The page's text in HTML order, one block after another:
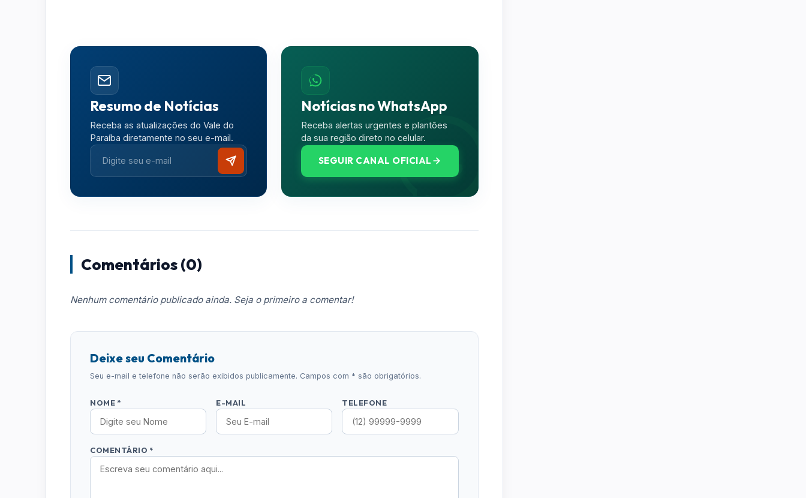
Resumo de Notícias
Receba as atualizações do Vale do
Paraíba diretamente no seu e-mail.
Notícias no WhatsApp
Receba alertas urgentes e plantões
da sua região direto no celular.
SEGUIR CANAL OFICIAL
Comentários (0)
Nenhum comentário publicado ainda. Seja o primeiro a comentar!
Deixe seu Comentário
Seu e-mail e telefone não serão exibidos publicamente. Campos com * são obrigatórios.
NOME * E-MAIL TELEFONE
COMENTÁRIO *